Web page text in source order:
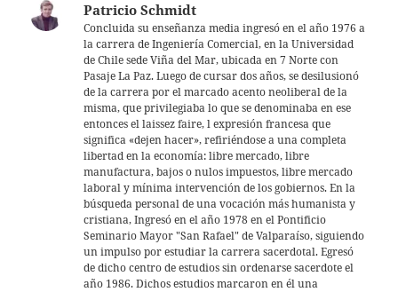
Patricio Schmidt
Concluida su enseñanza media ingresó en el año 1976 a
la carrera de Ingeniería Comercial, en la Universidad
de Chile sede Viña del Mar, ubicada en 7 Norte con
Pasaje La Paz. Luego de cursar dos años, se desilusionó
de la carrera por el marcado acento neoliberal de la
misma, que privilegiaba lo que se denominaba en ese
entonces el laissez faire, l expresión francesa que
significa «dejen hacer», refiriéndose a una completa
libertad en la economía: libre mercado, libre
manufactura, bajos o nulos impuestos, libre mercado
laboral y mínima intervención de los gobiernos. En la
búsqueda personal de una vocación más humanista y
cristiana, Ingresó en el año 1978 en el Pontificio
Seminario Mayor "San Rafael" de Valparaíso, siguiendo
un impulso por estudiar la carrera sacerdotal. Egresó
de dicho centro de estudios sin ordenarse sacerdote el
año 1986. Dichos estudios marcaron en él una